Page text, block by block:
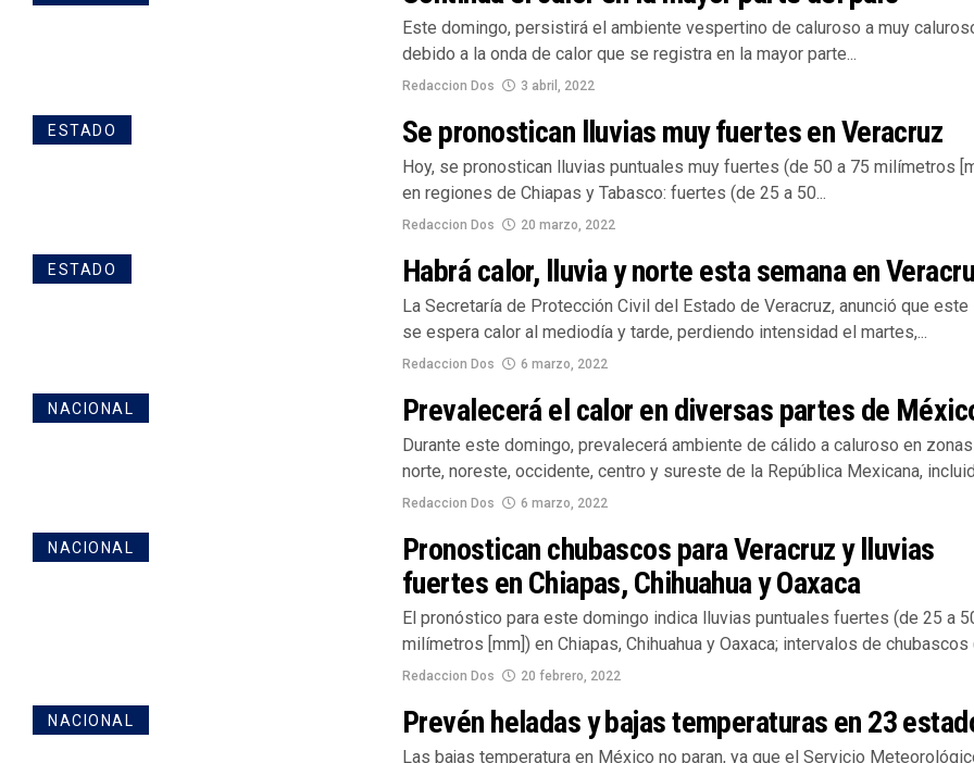
Este domingo, persistirá el ambiente vespertino de caluroso a muy
debido a la onda de calor que se registra en la mayor parte...
Redaccion Dos 3 abril, 2022
ESTADO Se pronostican lluvias muy fuertes en Veracruz
Hoy, se pronostican lluvias puntuales muy fuertes (de 50 a 75 milímetros
en regiones de Chiapas y Tabasco: fuertes (de 25 a 50...
Redaccion Dos 20 marzo, 2022
ESTADO Habrá calor, lluvia y norte esta semana en
La Secretaría de Protección Civil del Estado de Veracruz, anunció que este
se espera calor al mediodía y tarde, perdiendo intensidad el martes,...
Redaccion Dos 6 marzo, 2022
NACIONAL Prevalecerá el calor en diversas partes de
Durante este domingo, prevalecerá ambiente de cálido a caluroso en
norte, noreste, occidente, centro y sureste de la República Mexicana,
Redaccion Dos 6 marzo, 2022
NACIONAL
Pronostican chubascos para Veracruz y lluvias
fuertes en Chiapas, Chihuahua y Oaxaca
El pronóstico para este domingo indica lluvias puntuales fuertes (de 25 a
milímetros [mm]) en Chiapas, Chihuahua y Oaxaca; intervalos de chubascos
Redaccion Dos 20 febrero, 2022
NACIONAL Prevén heladas y bajas temperaturas en 23
Las bajas temperatura en México no paran, ya que el Servicio